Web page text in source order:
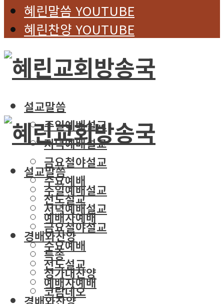
혜린말씀 YOUTUBE
혜린찬양 YOUTUBE
설교말씀
주일예배설교
저녁예배설교
금요철야설교
수요예배
전도설교
예배자예배
경배와찬양
특송
성가대찬양
코람데오
설교말씀
주일예배설교
저녁예배설교
금요철야설교
수요예배
전도설교
예배자예배
경배와찬양